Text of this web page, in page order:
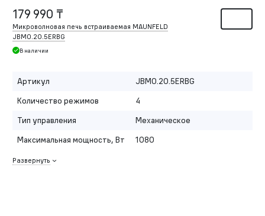
179 990 ₸
Микроволновая печь встраиваемая MAUNFELD
JBMO.20.5ERBG
В наличии
Артикул
JBMO.20.5ERBG
Количество режимов
4
Тип управления
Механическое
Максимальная мощность, Вт
1080
Развернуть